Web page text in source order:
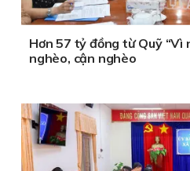
Hơn 57 tỷ đồng từ Quỹ “Vì
nghèo, cận nghèo